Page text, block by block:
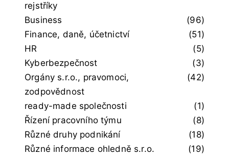
rejstříky
Business
(96)
Finance, daně, účetnictví
(51)
HR
(5)
Kyberbezpečnost
(3)
Orgány s.r.o., pravomoci,
zodpovědnost
(42)
ready-made společnosti
(1)
Řízení pracovního týmu
(8)
Různé druhy podnikání
(18)
Různé informace ohledně s.r.o.
(19)